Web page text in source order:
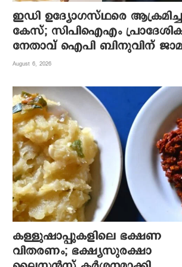
ഇഡി ഉദ്യോഗസ്ഥരെ ആക്രമിച്ച
കേസ്; സിപിഐഎം
നേതാവ് ഐപി ബിനുവിന്
August 6, 2026
കള്ളുഷാപ്പുകളിലെ ഭക്ഷണ
വിതരണം; ഭക്ഷ്യസുരക്ഷാ